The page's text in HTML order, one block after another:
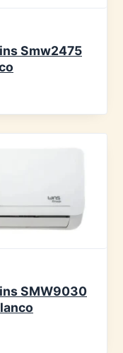
Smw2475
SMW9030